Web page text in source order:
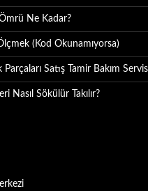
Ömrü Ne Kadar?
(Kod Okunamıyorsa)
Satış Tamir Bakım
Nasıl Sökülür Takılır?